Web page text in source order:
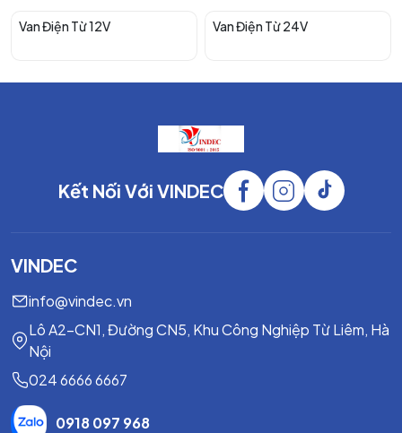
Van Điện Từ 12V Van Điện Từ 24V
Kết Nối Với VINDEC
VINDEC
info@vindec.vn
Lô A2-CN1, Đường CN5, Khu Công Nghiệp Từ Liêm, Hà
Nội
024 6666 6667
0918 097 968